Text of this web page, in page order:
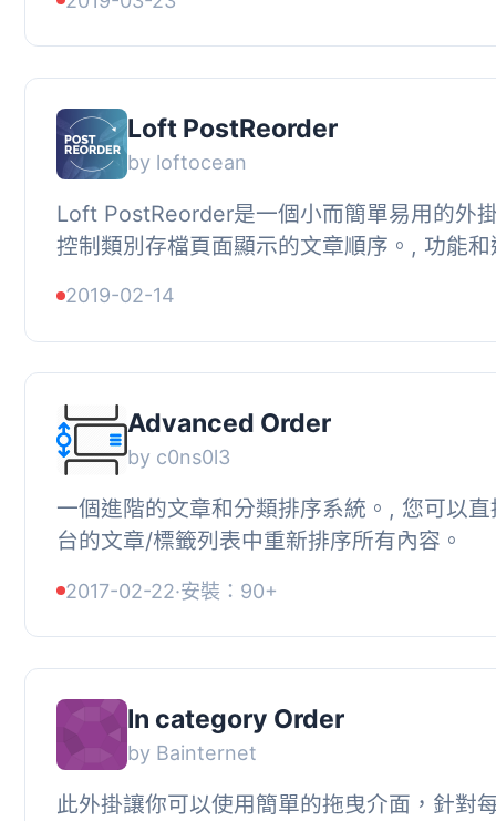
Loft PostReorder
by loftocean
Loft PostReorder是一個小而簡單易用的外
控制類別存檔頁面顯示的文章順序。, 功能
2019-02-14
Advanced Order
by c0ns0l3
一個進階的文章和分類排序系統。, 您可以
台的文章/標籤列表中重新排序所有內容。
2017-02-22·安裝：90+
In category Order
by Bainternet
此外掛讓你可以使用簡單的拖曳介面，針對